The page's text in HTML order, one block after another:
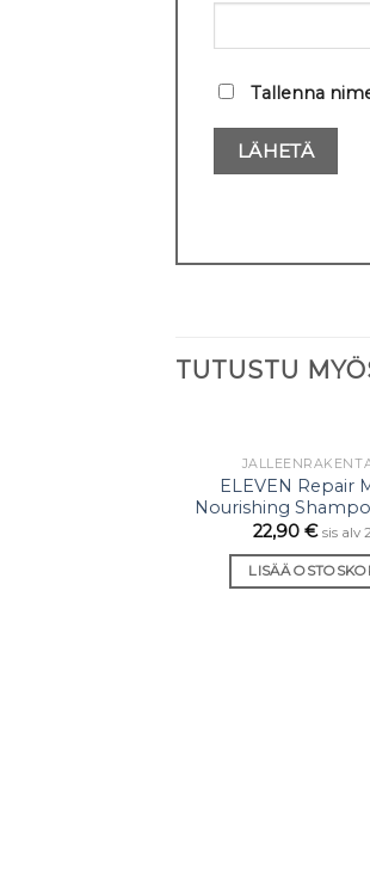
Tallenna
TUTUSTU
ELEVEN Repair
Nourishing
22,90 € sis alv
LISÄÄ